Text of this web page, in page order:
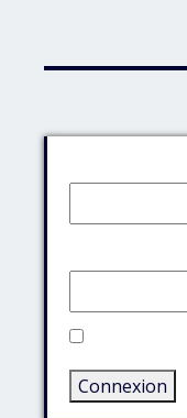
Connexion